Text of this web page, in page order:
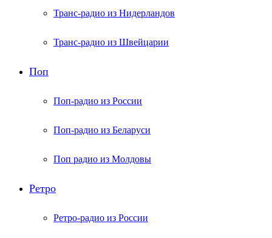
Транс-радио из Нидерландов
Транс-радио из Швейцарии
Поп
Поп-радио из России
Поп-радио из Беларуси
Поп радио из Молдовы
Ретро
Ретро-радио из России